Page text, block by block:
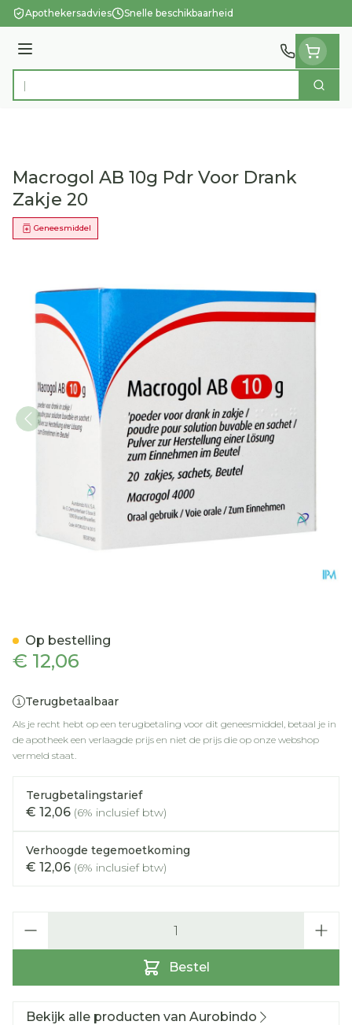
Ga naar de inhoud
Apothekersadvies Snelle beschikbaarheid
Menu
Product, merk, categorie... Zoek
Macrogol AB 10g Pdr Voor Drank
Zakje 20
Geneesmiddel
€ 12,06
Terugbetaalbaar
Als je recht hebt op een terugbetaling voor dit geneesmiddel, betaal je in
de apotheek een verlaagde prijs en niet de prijs die op onze webshop
vermeld staat.
Terugbetalingstarief
€ 12,06 (6% inclusief btw)
Verhoogde tegemoetkoming
€ 12,06 (6% inclusief btw)
Bestel
Op bestelling
Bekijk alle producten van Aurobindo